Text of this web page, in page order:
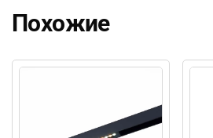
Похожие